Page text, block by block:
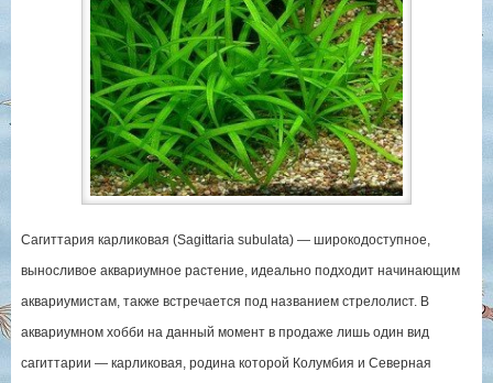
Сагиттария карликовая (Sagittaria subulata) — широкодоступное,
выносливое аквариумное растение, идеально подходит начинающим
аквариумистам, также встречается под названием стрелолист. В
аквариумном хобби на данный момент в продаже лишь один вид
сагиттарии — карликовая, родина которой Колумбия и Северная